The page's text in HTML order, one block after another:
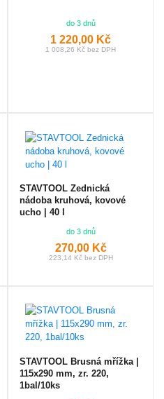
do 3 dnů
1 220,00 Kč
1 008,26 Kč bez DPH
STAVTOOL Zednická
nádoba kruhová, kovové
ucho | 40 l
do 3 dnů
270,00 Kč
223,14 Kč bez DPH
STAVTOOL Brusná mřížka |
115x290 mm, zr. 220,
1bal/10ks